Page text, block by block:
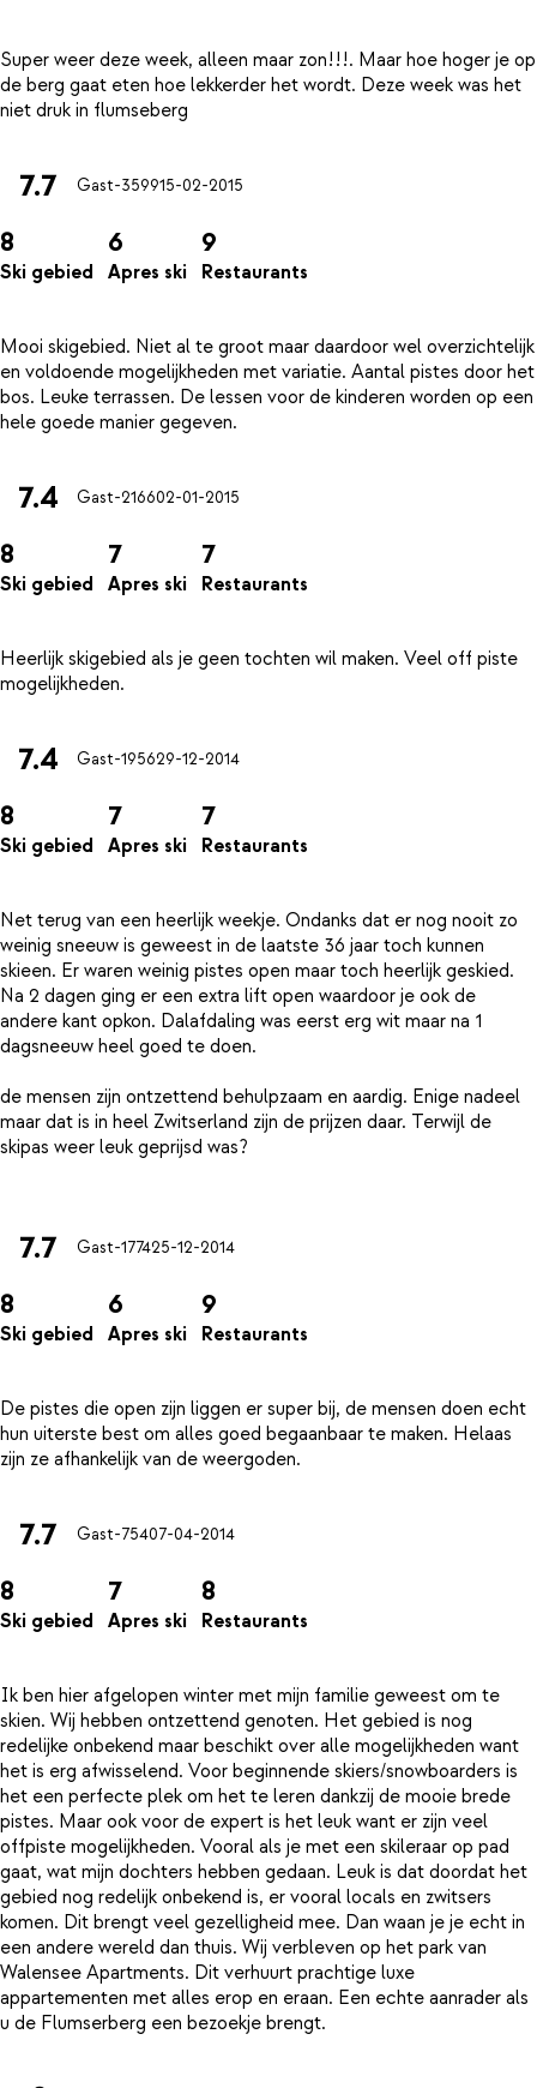
Super weer deze week, alleen maar zon!!!. Maar hoe hoger je op
de berg gaat eten hoe lekkerder het wordt. Deze week was het
7.7 Gast-359915-02-2015
8
Ski gebied
6
Apres ski
9
Restaurants
Mooi skigebied. Niet al te groot maar daardoor wel overzichtelijk
en voldoende mogelijkheden met variatie. Aantal pistes door het
bos. Leuke terrassen. De lessen voor de kinderen worden op een
7.4 Gast-216602-01-2015
8
Ski gebied
7
Apres ski
7
Restaurants
Heerlijk skigebied als je geen tochten wil maken. Veel off piste
7.4 Gast-195629-12-2014
8
Ski gebied
7
Apres ski
7
Restaurants
Net terug van een heerlijk weekje. Ondanks dat er nog nooit zo
weinig sneeuw is geweest in de laatste 36 jaar toch kunnen
skieen. Er waren weinig pistes open maar toch heerlijk geskied.
Na 2 dagen ging er een extra lift open waardoor je ook de
andere kant opkon. Dalafdaling was eerst erg wit maar na 1
dagsneeuw heel goed te doen.
de mensen zijn ontzettend behulpzaam en aardig. Enige nadeel
maar dat is in heel Zwitserland zijn de prijzen daar. Terwijl de
skipas weer leuk geprijsd was?
7.7 Gast-177425-12-2014
8
Ski gebied
6
Apres ski
9
Restaurants
De pistes die open zijn liggen er super bij, de mensen doen echt
hun uiterste best om alles goed begaanbaar te maken. Helaas
7.7 Gast-75407-04-2014
8
Ski gebied
7
Apres ski
8
Restaurants
Ik ben hier afgelopen winter met mijn familie geweest om te
skien. Wij hebben ontzettend genoten. Het gebied is nog
redelijke onbekend maar beschikt over alle mogelijkheden want
het is erg afwisselend. Voor beginnende skiers/snowboarders is
het een perfecte plek om het te leren dankzij de mooie brede
pistes. Maar ook voor de expert is het leuk want er zijn veel
offpiste mogelijkheden. Vooral als je met een skileraar op pad
gaat, wat mijn dochters hebben gedaan. Leuk is dat doordat het
gebied nog redelijk onbekend is, er vooral locals en zwitsers
komen. Dit brengt veel gezelligheid mee. Dan waan je je echt in
een andere wereld dan thuis. Wij verbleven op het park van
Walensee Apartments. Dit verhuurt prachtige luxe
appartementen met alles erop en eraan. Een echte aanrader als